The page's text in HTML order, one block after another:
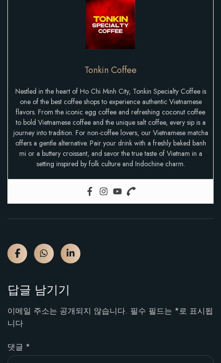
Tonkin Coffee
Nestled in the heart of Ho Chi Minh City, Tonkin Specialty Coffee is
one of the best coffee shops to experience authentic Vietnamese
flavors. From the iconic egg coffee and refreshing coconut coffee
to bold Vietnamese coffee and the unique salt coffee, every sip is a
journey into tradition. For non-coffee lovers, our Vietnamese matcha
offers a gentle alternative. Pair your drink with a freshly baked banh
mi or a buttery croissant, and savor the true taste of Vietnam in a
setting inspired by folk culture and Indochine charm.
답글 남기기
이메일 주소는 공개되지 않습니다. 필수 필드는 *로 표시됩
니다
댓글 *